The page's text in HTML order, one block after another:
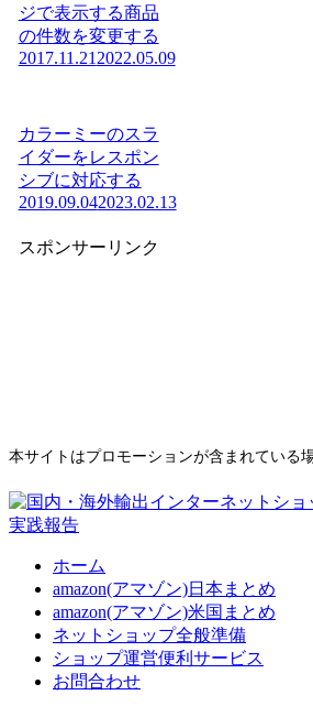
ジで表示する商品
の件数を変更する
2017.11.21 2022.05.09
カラーミーのスラ
イダーをレスポン
シブに対応する
2019.09.042023.02.13
スポンサーリンク
本サイトはプロモーションが含まれている
ホーム
amazon(アマゾン)日本まとめ
amazon(アマゾン)米国まとめ
ネットショップ全般準備
ショップ運営便利サービス
お問合わせ